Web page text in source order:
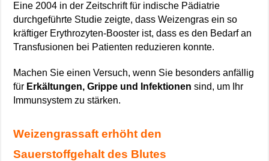
Eine 2004 in der Zeitschrift für indische Pädiatrie
durchgeführte Studie zeigte, dass Weizengras ein so
kräftiger Erythrozyten-Booster ist, dass es den Bedarf an
Transfusionen bei Patienten reduzieren konnte.
Machen Sie einen Versuch, wenn Sie besonders anfällig
für Erkältungen, Grippe und Infektionen sind, um Ihr
Immunsystem zu stärken.
Weizengrassaft erhöht den
Sauerstoffgehalt des Blutes